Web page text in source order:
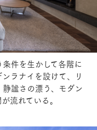
件を生かして各階に
ラナイを設けて、リ
謐さの漂う、モダン
流れている。